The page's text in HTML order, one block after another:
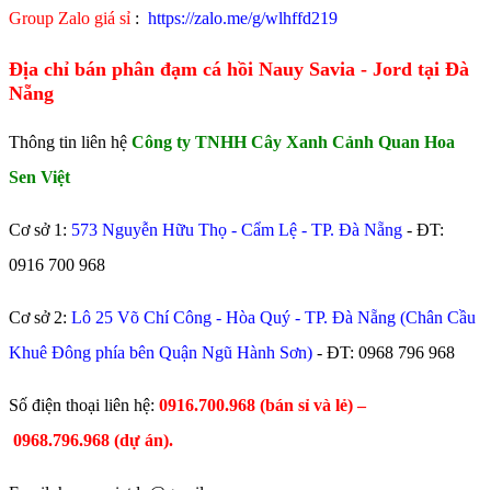
Group Zalo giá sỉ : https://zalo.me/g/wlhffd219
Địa chỉ bán phân đạm cá hồi Nauy Savia - Jord tại Đà
Nẵng
Thông tin liên hệ Công ty TNHH Cây Xanh Cảnh Quan Hoa
Sen Việt
Cơ sở 1: 573 Nguyễn Hữu Thọ - Cẩm Lệ - TP. Đà Nẵng - ĐT:
0916 700 968
Cơ sở 2: Lô 25 Võ Chí Công - Hòa Quý - TP. Đà Nẵng (Chân Cầu
Khuê Đông phía bên Quận Ngũ Hành Sơn) - ĐT: 0968 796 968
​Số điện thoại liên hệ: 0916.700.968 (bán sỉ và lẻ) –
0968.796.968 (dự án).